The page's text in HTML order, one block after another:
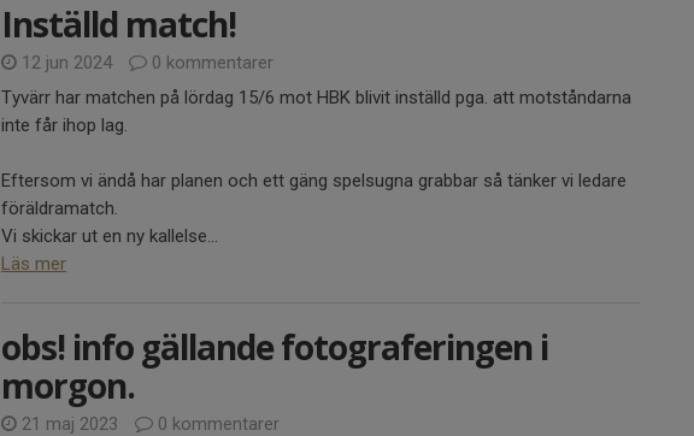
Inställd match!
12 jun 2024
0 kommentarer
Tyvärr har matchen på lördag 15/6 mot HBK blivit inställd pga. att motståndarna
inte får ihop lag.
Eftersom vi ändå har planen och ett gäng spelsugna grabbar så tänker vi ledare
föräldramatch.
Vi skickar ut en ny kallelse...
Läs mer
obs! info gällande fotograferingen i
morgon.
21 maj 2023
0 kommentarer